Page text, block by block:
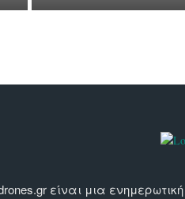
είναι μια